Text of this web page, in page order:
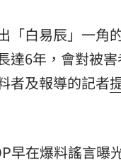
白易辰」一角
達6年，會對被
者及報導的記者
早在爆料謠言曝